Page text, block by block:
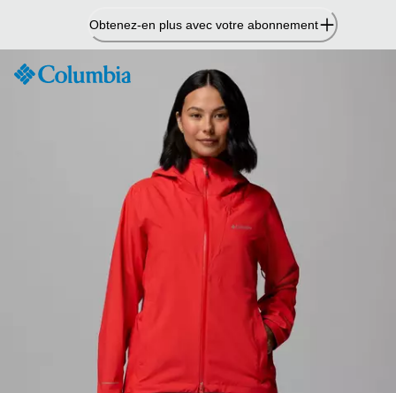
contenu
Obtenez-en plus avec votre abonnement